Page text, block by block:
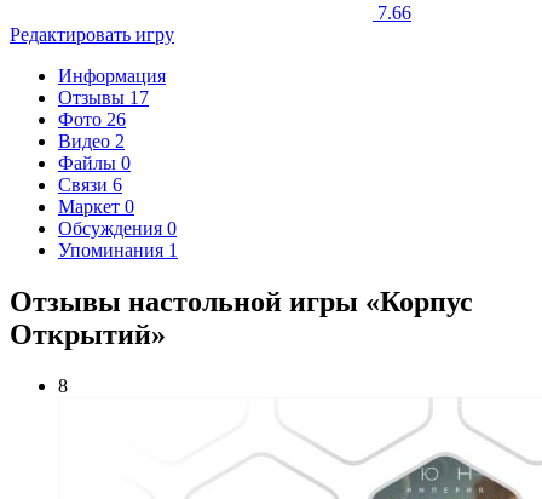
7.66
Редактировать игру
Информация
Отзывы 17
Фото 26
Видео 2
Файлы 0
Связи 6
Маркет 0
Обсуждения 0
Упоминания 1
Отзывы настольной игры «Корпус
Открытий»
8